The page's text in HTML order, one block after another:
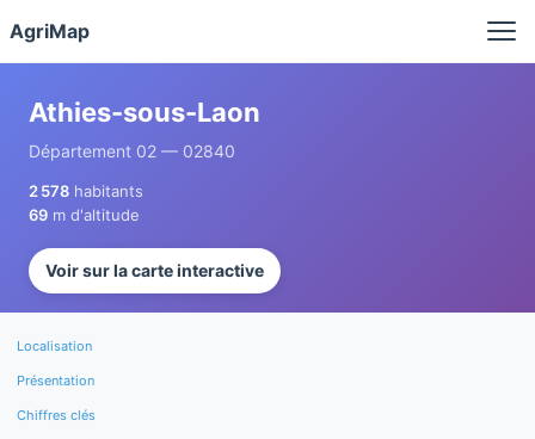
AgriMap
Athies-sous-Laon
Département 02 — 02840
2 578 habitants
69 m d'altitude
Voir sur la carte interactive
Localisation
Présentation
Chiffres clés